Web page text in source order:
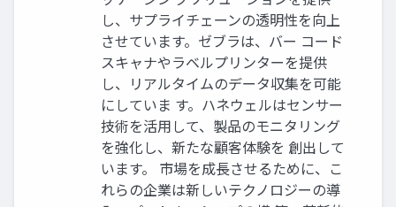
し、サプライチェーンの透明性を向上
させています。ゼブラは、バー コード
スキャナやラベルプリンターを提供
し、リアルタイムのデータ収集を可能
にしていま す。ハネウェルはセンサー
技術を活用して、製品のモニタリング
を強化し、新たな顧客体験を 創出して
います。 市場を成長させるために、こ
れらの企業は新しいテクノロジーの導